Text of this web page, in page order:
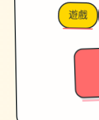
遊戲